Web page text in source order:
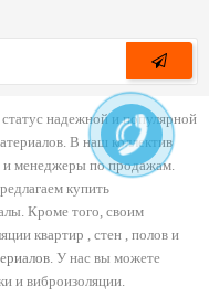
надежной и популярной
В наш коллектив
и менеджеры по продажам.
купить
Кроме того, своим
квартир , стен , полов и
. У нас вы можете
и виброизоляции.